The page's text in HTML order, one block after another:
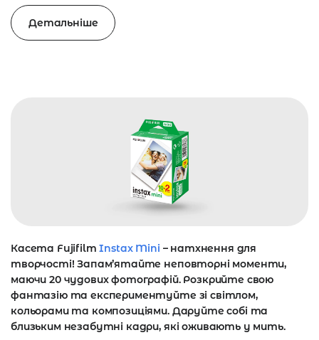
Детальніше
Касета FujifilmInstax Mini – натхнення для
творчості! Запам’ятайте неповторні моменти,
маючи 20 чудових фотографій. Розкрийте свою
фантазію та експериментуйте зі світлом,
кольорами та композиціями. Даруйте собі та
близьким незабутні кадри, які оживають у мить.